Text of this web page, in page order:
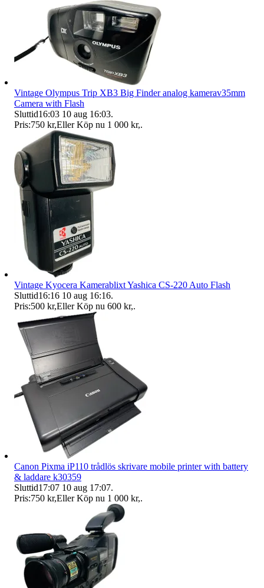
Vintage Olympus Trip XB3 Big Finder analog kamerav35mm
Camera with Flash
Sluttid16:03 10 aug 16:03.
Pris:750 kr,Eller Köp nu 1 000 kr,.
Vintage Kyocera Kamerablixt Yashica CS-220 Auto Flash
Sluttid16:16 10 aug 16:16.
Pris:500 kr,Eller Köp nu 600 kr,.
Canon Pixma iP110 trådlös skrivare mobile printer with battery
& laddare k30359
Sluttid17:07 10 aug 17:07.
Pris:750 kr,Eller Köp nu 1 000 kr,.